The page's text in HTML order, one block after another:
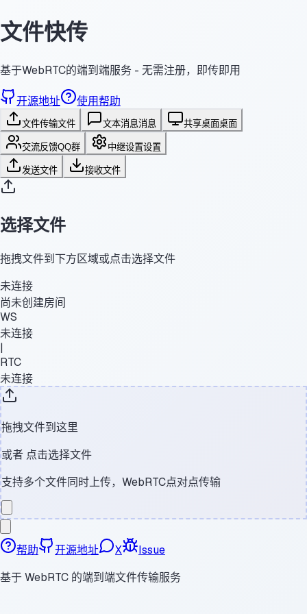
文件快传
基于WebRTC的端到端服务 - 无需注册，即传即用
开源地址 使用帮助
文件传输文件 文本消息消息 共享桌面桌面
交流反馈QQ群 中继设置设置
发送文件 接收文件
选择文件
拖拽文件到下方区域或点击选择文件
未连接
尚未创建房间
WS
未连接
|
RTC
未连接
拖拽文件到这里
或者 点击选择文件
支持多个文件同时上传，WebRTC点对点传输
帮助 开源地址 X
Issue
基于 WebRTC 的端到端文件传输服务